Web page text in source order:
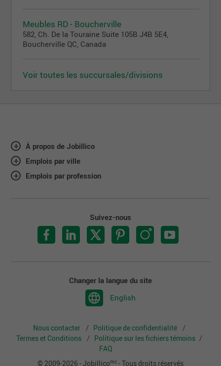
Meubles RD - Boucherville
582, Ch. De la Touraine Suite 105B J4B 5E4,
Boucherville QC, Canada
Voir toutes les succursales/divisions
À propos de Jobillico
Emplois par ville
Emplois par profession
Suivez-nous
Changer la langue du site
English
Nous contacter
Politique de confidentialité
Termes et Conditions
Politique sur les fichiers témoins
FAQ
© 2009-2026 - Jobillicomc - Tous droits réservés